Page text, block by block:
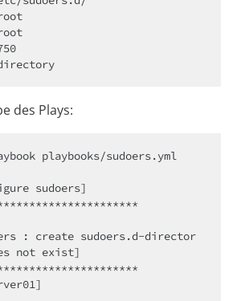
des Plays:
playbooks/sudoers.yml
sudoers]
: create sudoers.d-director
not exist]